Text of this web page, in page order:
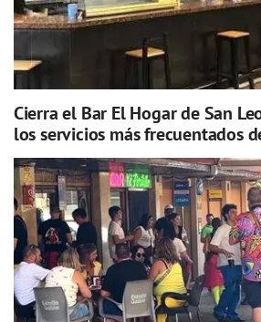
Cierra el Bar El Hogar de San
los servicios más frecuentados